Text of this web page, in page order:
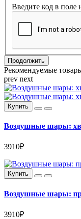
Введите код в поле
Продолжить
Рекомендуемые
prev next
Купить
Воздушные шары:
3910₽
Купить
Воздушные шары:
3910₽